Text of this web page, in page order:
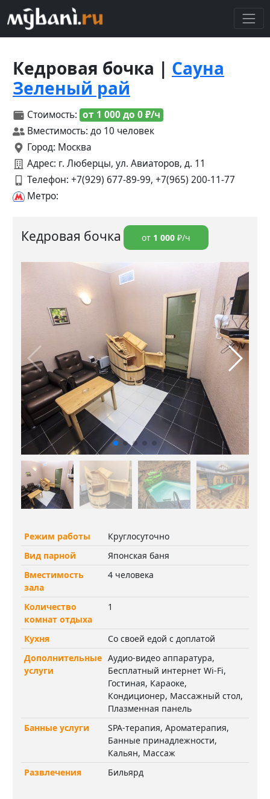
Кедровая бочка | Сауна
Зеленый рай
Стоимость: от 1 000 до 0 ₽/ч
Вместимость: до 10 человек
Город: Москва
Адрес: г. Люберцы, ул. Авиаторов, д. 11
Телефон: +7(929) 677-89-99, +7(965) 200-11-77
Метро:
Кедровая бочка от 1 000 ₽/ч
Режим работы
Круглосуточно
Вид парной
Японская баня
Вместимость
зала
4 человека
Количество
комнат отдыха
1
Кухня
Со своей едой с доплатой
Дополнительные
услуги
Аудио-видео аппаратура,
Бесплатный интернет Wi-Fi,
Гостиная, Караоке,
Кондиционер, Массажный стол,
Плазменная панель
Банные услуги
SPA-терапия, Ароматерапия,
Банные принадлежности,
Кальян, Массаж
Развлечения
Бильярд